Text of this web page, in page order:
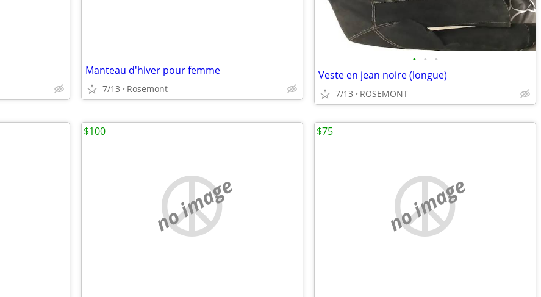
Manteau d'hiver pour femme
7/13 Rosemont
• • •
Veste en jean noire (longue)
7/13 ROSEMONT
no image
$100
no image
$75